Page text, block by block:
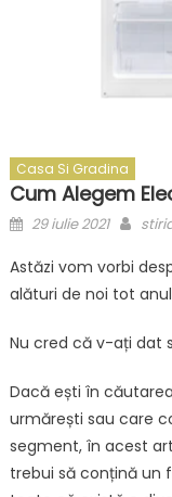
Casa Si Gradina
Cum Alegem
Posted
29 iulie 2021
Astăzi vom vorbi
alături de noi tot
Nu cred că v-ați dat
Dacă ești în
urmărești sau care
segment, în acest
trebui să conțină un